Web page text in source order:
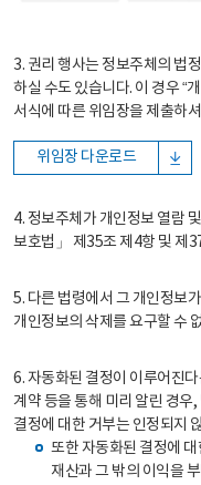
3. 권리 행사는 정보주체의 법
하실 수도 있습니다. 이 경우 “
서식에 따른 위임장을 제출하
위임장 다운로드
4. 정보주체가 개인정보 열람
보호법」 제35조 제4항 및 제
5. 다른 법령에서 그 개인정보
개인정보의 삭제를 요구할 수
6. 자동화된 결정이 이루어진
계약 등을 통해 미리 알린 경우
결정에 대한 거부는 인정되지
또한 자동화된 결정에 대
재산과 그 밖의 이익을